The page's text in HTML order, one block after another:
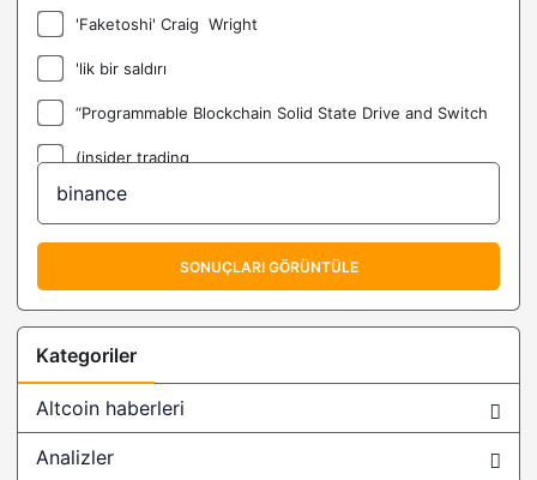
'Faketoshi' Craig Wright
'lik bir saldırı
“Programmable Blockchain Solid State Drive and Switch
(insider trading
(LIT) Litentry Coin Nedir?
@C3_Nik
@DoveyWan
@OddStats
#globianceapp
SONUÇLARI GÖRÜNTÜLE
Kategoriler
Altcoin haberleri
Analizler